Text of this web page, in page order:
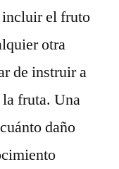
incluir el fruto
otra
de instruir a
la fruta. Una
daño